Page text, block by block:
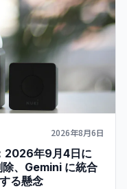
2026年8月6日
2026年9月4日に
、Gemini に統合
る懸念